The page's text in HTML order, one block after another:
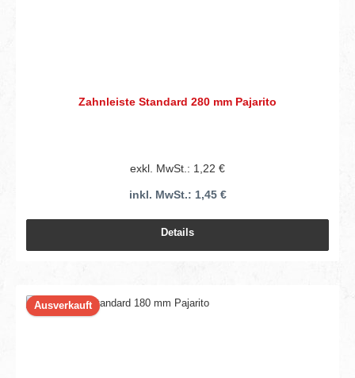
Zahnleiste Standard 280 mm Pajarito
exkl. MwSt.: 1,22 €
inkl. MwSt.: 1,45 €
Details
Ausverkauft